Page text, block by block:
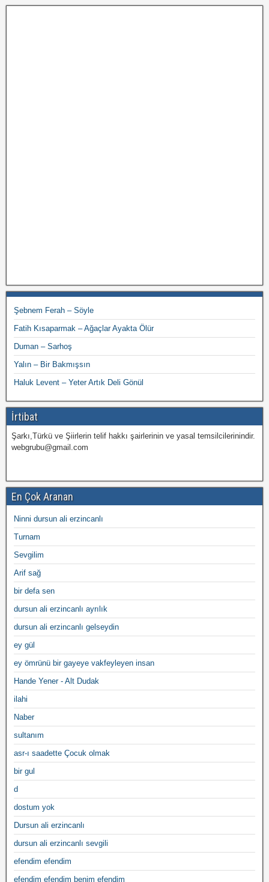
Şebnem Ferah – Söyle
Fatih Kısaparmak – Ağaçlar Ayakta Ölür
Duman – Sarhoş
Yalın – Bir Bakmışsın
Haluk Levent – Yeter Artık Deli Gönül
İrtibat
Şarkı,Türkü ve Şiirlerin telif hakkı şairlerinin ve yasal temsilcilerinindir.
webgrubu@gmail.com
En Çok Aranan
Ninni dursun ali erzincanlı
Turnam
Sevgilim
Arif sağ
bir defa sen
dursun ali erzincanlı ayrılık
dursun ali erzincanlı gelseydin
ey gül
ey ömrünü bir gayeye vakfeyleyen insan
Hande Yener - Alt Dudak
ilahi
Naber
sultanım
asr-ı saadette Çocuk olmak
bir gul
d
dostum yok
Dursun ali erzincanlı
dursun ali erzincanlı sevgili
efendim efendim
efendim efendim benim efendim